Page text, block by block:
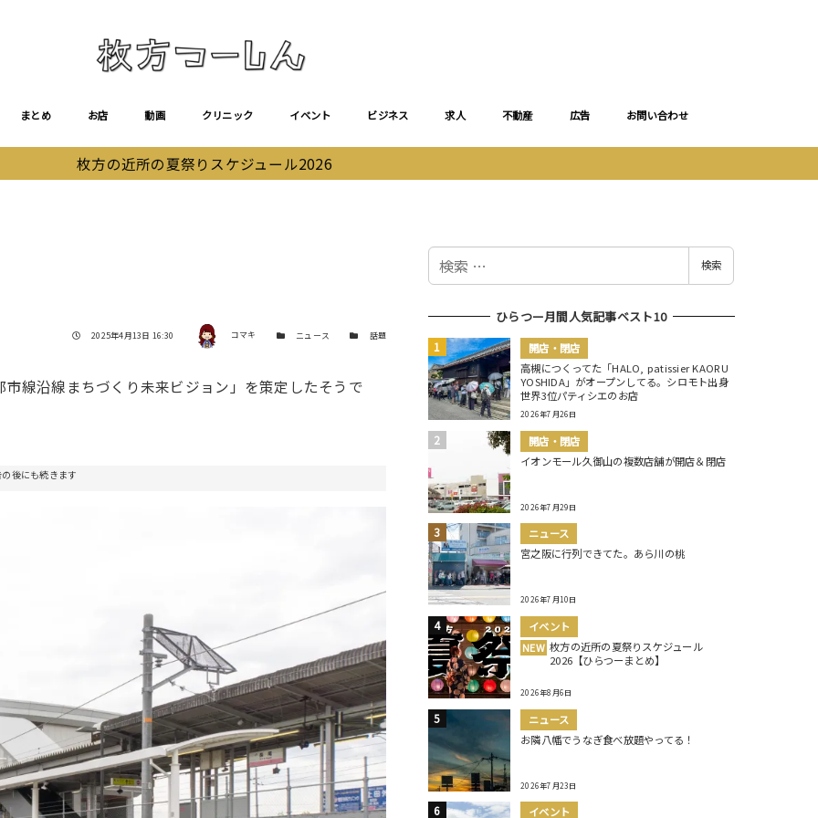
まとめ お店 動画 クリニック イベント ビジネス 求人 不動産 広告 お問い合わせ
枚方の近所の夏祭りスケジュール2026
投稿日
2025年4月13日 16:30 著者 コマキ カテゴリー
ニュース カテゴリー
話題
線沿線まちづくり未来ビジョン」を策定したそうで
後にも続きます
検
検索
ひらつー月間人気記事ベスト10
開店・閉店
高槻につくってた「HALO, patissier KAORU
YOSHIDA」がオープンしてる。シロモト出身
世界3位パティシエのお店
2026年7月26日
開店・閉店
イオンモール久御山の複数店舗が開店＆閉店
2026年7月29日
ニュース
宮之阪に行列できてた。あら川の桃
2026年7月10日
イベント
NEW 枚方の近所の夏祭りスケジュール
2026【ひらつーまとめ】
2026年8月6日
ニュース
お隣八幡でうなぎ食べ放題やってる！
2026年7月23日
イベント